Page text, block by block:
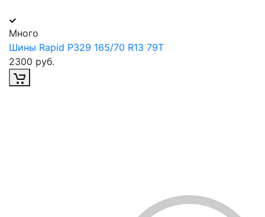
Много
Шины Rapid P329 165/70 R13 79T
2300 руб.